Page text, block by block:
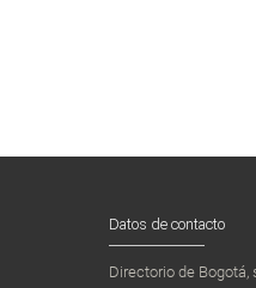
Datos de contacto
Directorio de